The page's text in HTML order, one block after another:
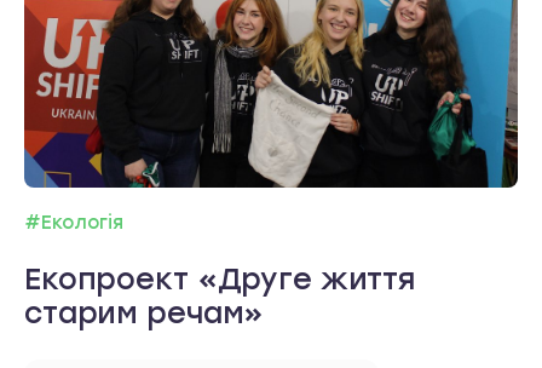
#Екологія
Екопроект «Друге життя
старим речам»